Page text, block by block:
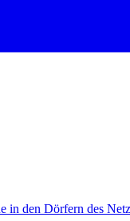
in den Dörfern des